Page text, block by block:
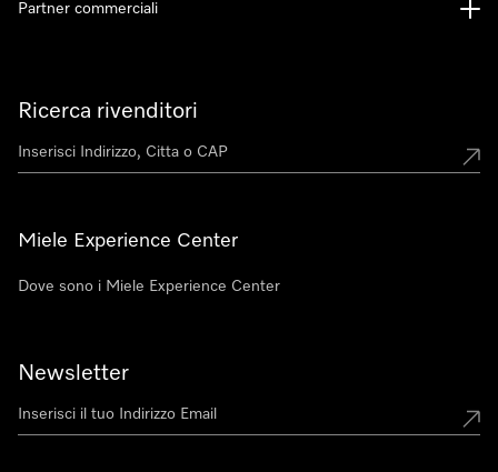
Ricerca rivenditori
Miele Experience Center
Dove sono i Miele Experience Center
Newsletter
Partner commerciali